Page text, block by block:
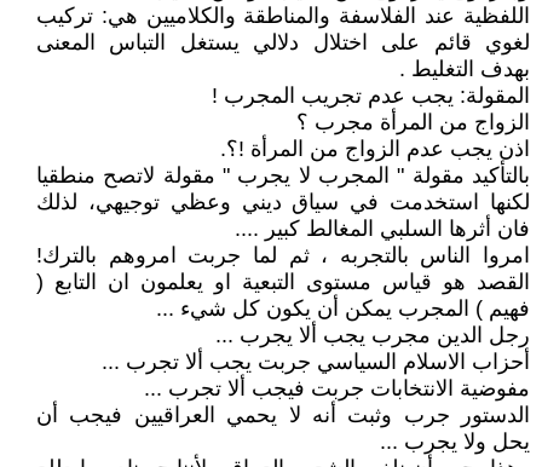
اللفظية عند الفلاسفة والمناطقة والكلاميين هي: تركيب
لغوي قائم على اختلال دلالي يستغل التباس المعنى
بهدف التغليط .
المقولة: يجب عدم تجريب المجرب !
الزواج من المرأة مجرب ؟
اذن يجب عدم الزواج من المرأة !؟.
بالتأكيد مقولة " المجرب لا يجرب " مقولة لاتصح منطقيا
لكنها استخدمت في سياق ديني وعظي توجيهي، لذلك
فان أثرها السلبي المغالط كبير ....
امروا الناس بالتجربه ، ثم لما جربت امروهم بالترك!
القصد هو قياس مستوى التبعية او يعلمون ان التابع (
فهيم ) المجرب يمكن أن يكون كل شيء ...
رجل الدين مجرب يجب ألا يجرب ...
أحزاب الاسلام السياسي جربت يجب ألا تجرب ...
مفوضية الانتخابات جربت فيجب ألا تجرب ...
الدستور جرب وثبت أنه لا يحمي العراقيين فيجب أن
يحل ولا يجرب ...